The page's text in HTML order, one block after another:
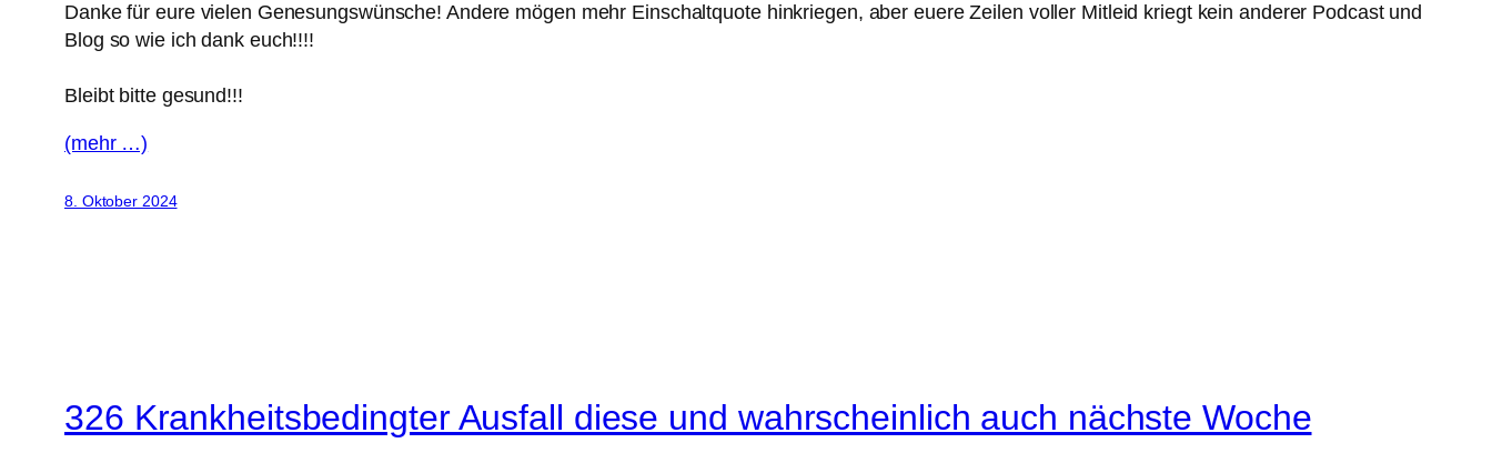
Danke für eure vielen Genesungswünsche! Andere mögen mehr Einschaltquote hinkriegen, aber euere Zeilen voller Mitleid kriegt kein anderer Podcast und
Blog so wie ich dank euch!!!!
Bleibt bitte gesund!!!
(mehr …)
8. Oktober 2024
326 Krankheitsbedingter Ausfall diese und wahrscheinlich auch nächste Woche